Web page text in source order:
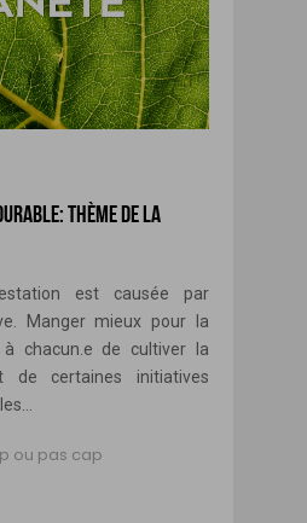
THÈME DE LA
est causée par
Manger mieux pour la
chacun.e de cultiver la
certaines initiatives
ou pas cap